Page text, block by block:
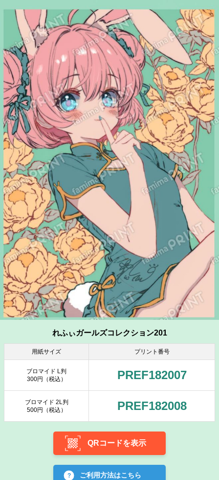
れふぃガールズコレクション201
用紙サイズ プリント番号
ブロマイド L判
300円（税込）
PREF182007
ブロマイド 2L判
500円（税込）
PREF182008
QRコードを表示
ご利用方法はこちら